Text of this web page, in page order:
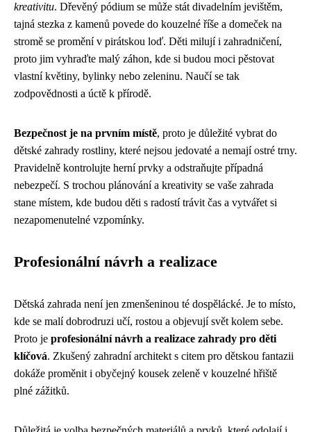
kreativitu. Dřevěný pódium se může stát divadelním jevištěm,
tajná stezka z kamenů povede do kouzelné říše a domeček na
stromě se promění v pirátskou loď. Děti milují i zahradničení,
proto jim vyhraďte malý záhon, kde si budou moci pěstovat
vlastní květiny, bylinky nebo zeleninu. Naučí se tak
zodpovědnosti a úctě k přírodě.
Bezpečnost je na prvním místě, proto je důležité vybrat do
dětské zahrady rostliny, které nejsou jedovaté a nemají ostré trny.
Pravidelně kontrolujte herní prvky a odstraňujte případná
nebezpečí. S trochou plánování a kreativity se vaše zahrada
stane místem, kde budou děti s radostí trávit čas a vytvářet si
nezapomenutelné vzpomínky.
Profesionální návrh a realizace
Dětská zahrada není jen zmenšeninou té dospělácké. Je to místo,
kde se malí dobrodruzi učí, rostou a objevují svět kolem sebe.
Proto je profesionální návrh a realizace zahrady pro děti
klíčová. Zkušený zahradní architekt s citem pro dětskou fantazii
dokáže proměnit i obyčejný kousek zeleně v kouzelné hřiště
plné zážitků.